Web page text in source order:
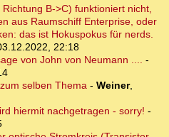
B->C) funktioniert nicht,
aus Raumschiff Enterprise, oder
das ist Hokuspokus für nerds.
22:18
von John von Neumann ....
-
selben Thema - Weiner,
hiermit nachgetragen - sorry! -